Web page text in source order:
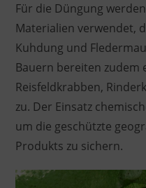
Für die Düngung
Materialien verwendet,
Kuhdung und
Bauern bereiten zudem
Reisfeldkrabben,
zu. Der Einsatz
um die geschützte
Produkts zu sichern.